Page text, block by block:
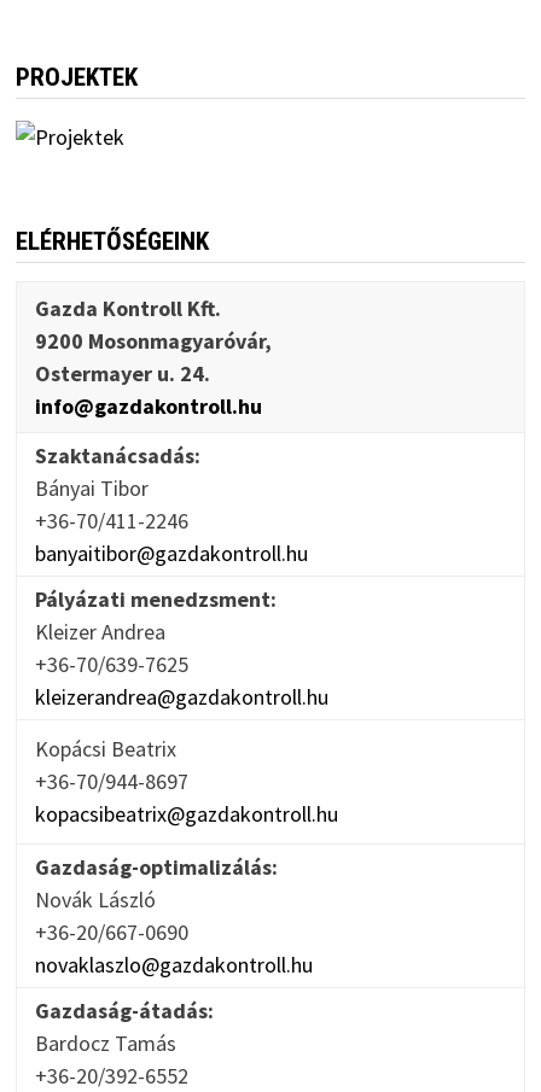
PROJEKTEK
ELÉRHETŐSÉGEINK
Gazda Kontroll Kft.
9200 Mosonmagyaróvár,
Ostermayer u. 24.
info@gazdakontroll.hu
Szaktanácsadás:
Bányai Tibor
+36-70/411-2246
banyaitibor@gazdakontroll.hu
Pályázati menedzsment:
Kleizer Andrea
+36-70/639-7625
kleizerandrea@gazdakontroll.hu
Kopácsi Beatrix
+36-70/944-8697
kopacsibeatrix@gazdakontroll.hu
Gazdaság-optimalizálás:
Novák László
+36-20/667-0690
novaklaszlo@gazdakontroll.hu
Gazdaság-átadás:
Bardocz Tamás
+36-20/392-6552